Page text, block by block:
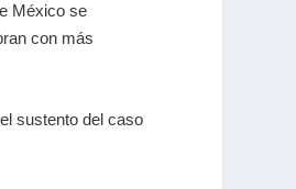
México se
con más
sustento del caso